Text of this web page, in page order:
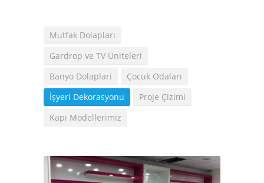
Mutfak Dolapları
Gardrop ve TV Üniteleri
Banyo Dolaplari
Çocuk Odaları
İşyeri Dekorasyonu
Proje Çizimi
Kapı Modellerimiz